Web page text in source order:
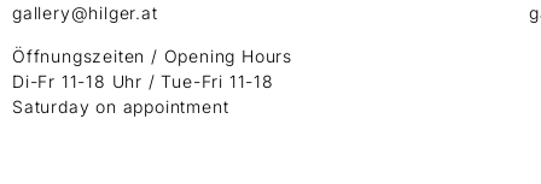
gallery@hilger.at
Öffnungszeiten / Opening Hours
Di-Fr 11-18 Uhr / Tue-Fri 11-18
Saturday on appointment